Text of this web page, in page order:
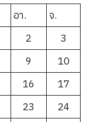
อา.
จ.
2
3
9
10
16
17
23
24